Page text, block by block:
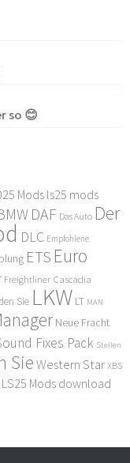
so 😊
Mods ls25 mods
DAF Das Auto Der
DLC Empfohlene
ETS Euro
Freightliner Cascadia
Sie LKW LT MAN
Neue Fracht
Fixes Pack Stellen
Sie Western Star XBS
LS25 Mods download